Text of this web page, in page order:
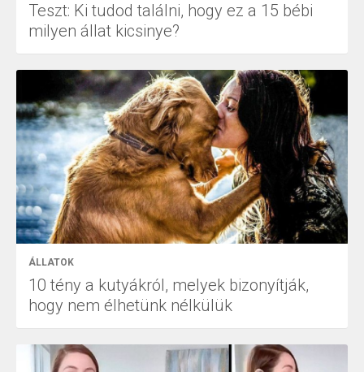
Teszt: Ki tudod találni, hogy ez a 15 bébi
milyen állat kicsinye?
ÁLLATOK
10 tény a kutyákról, melyek bizonyítják,
hogy nem élhetünk nélkülük